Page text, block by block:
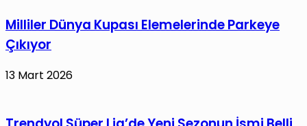
Milliler Dünya Kupası Elemelerinde Parkeye
Çıkıyor
13 Mart 2026